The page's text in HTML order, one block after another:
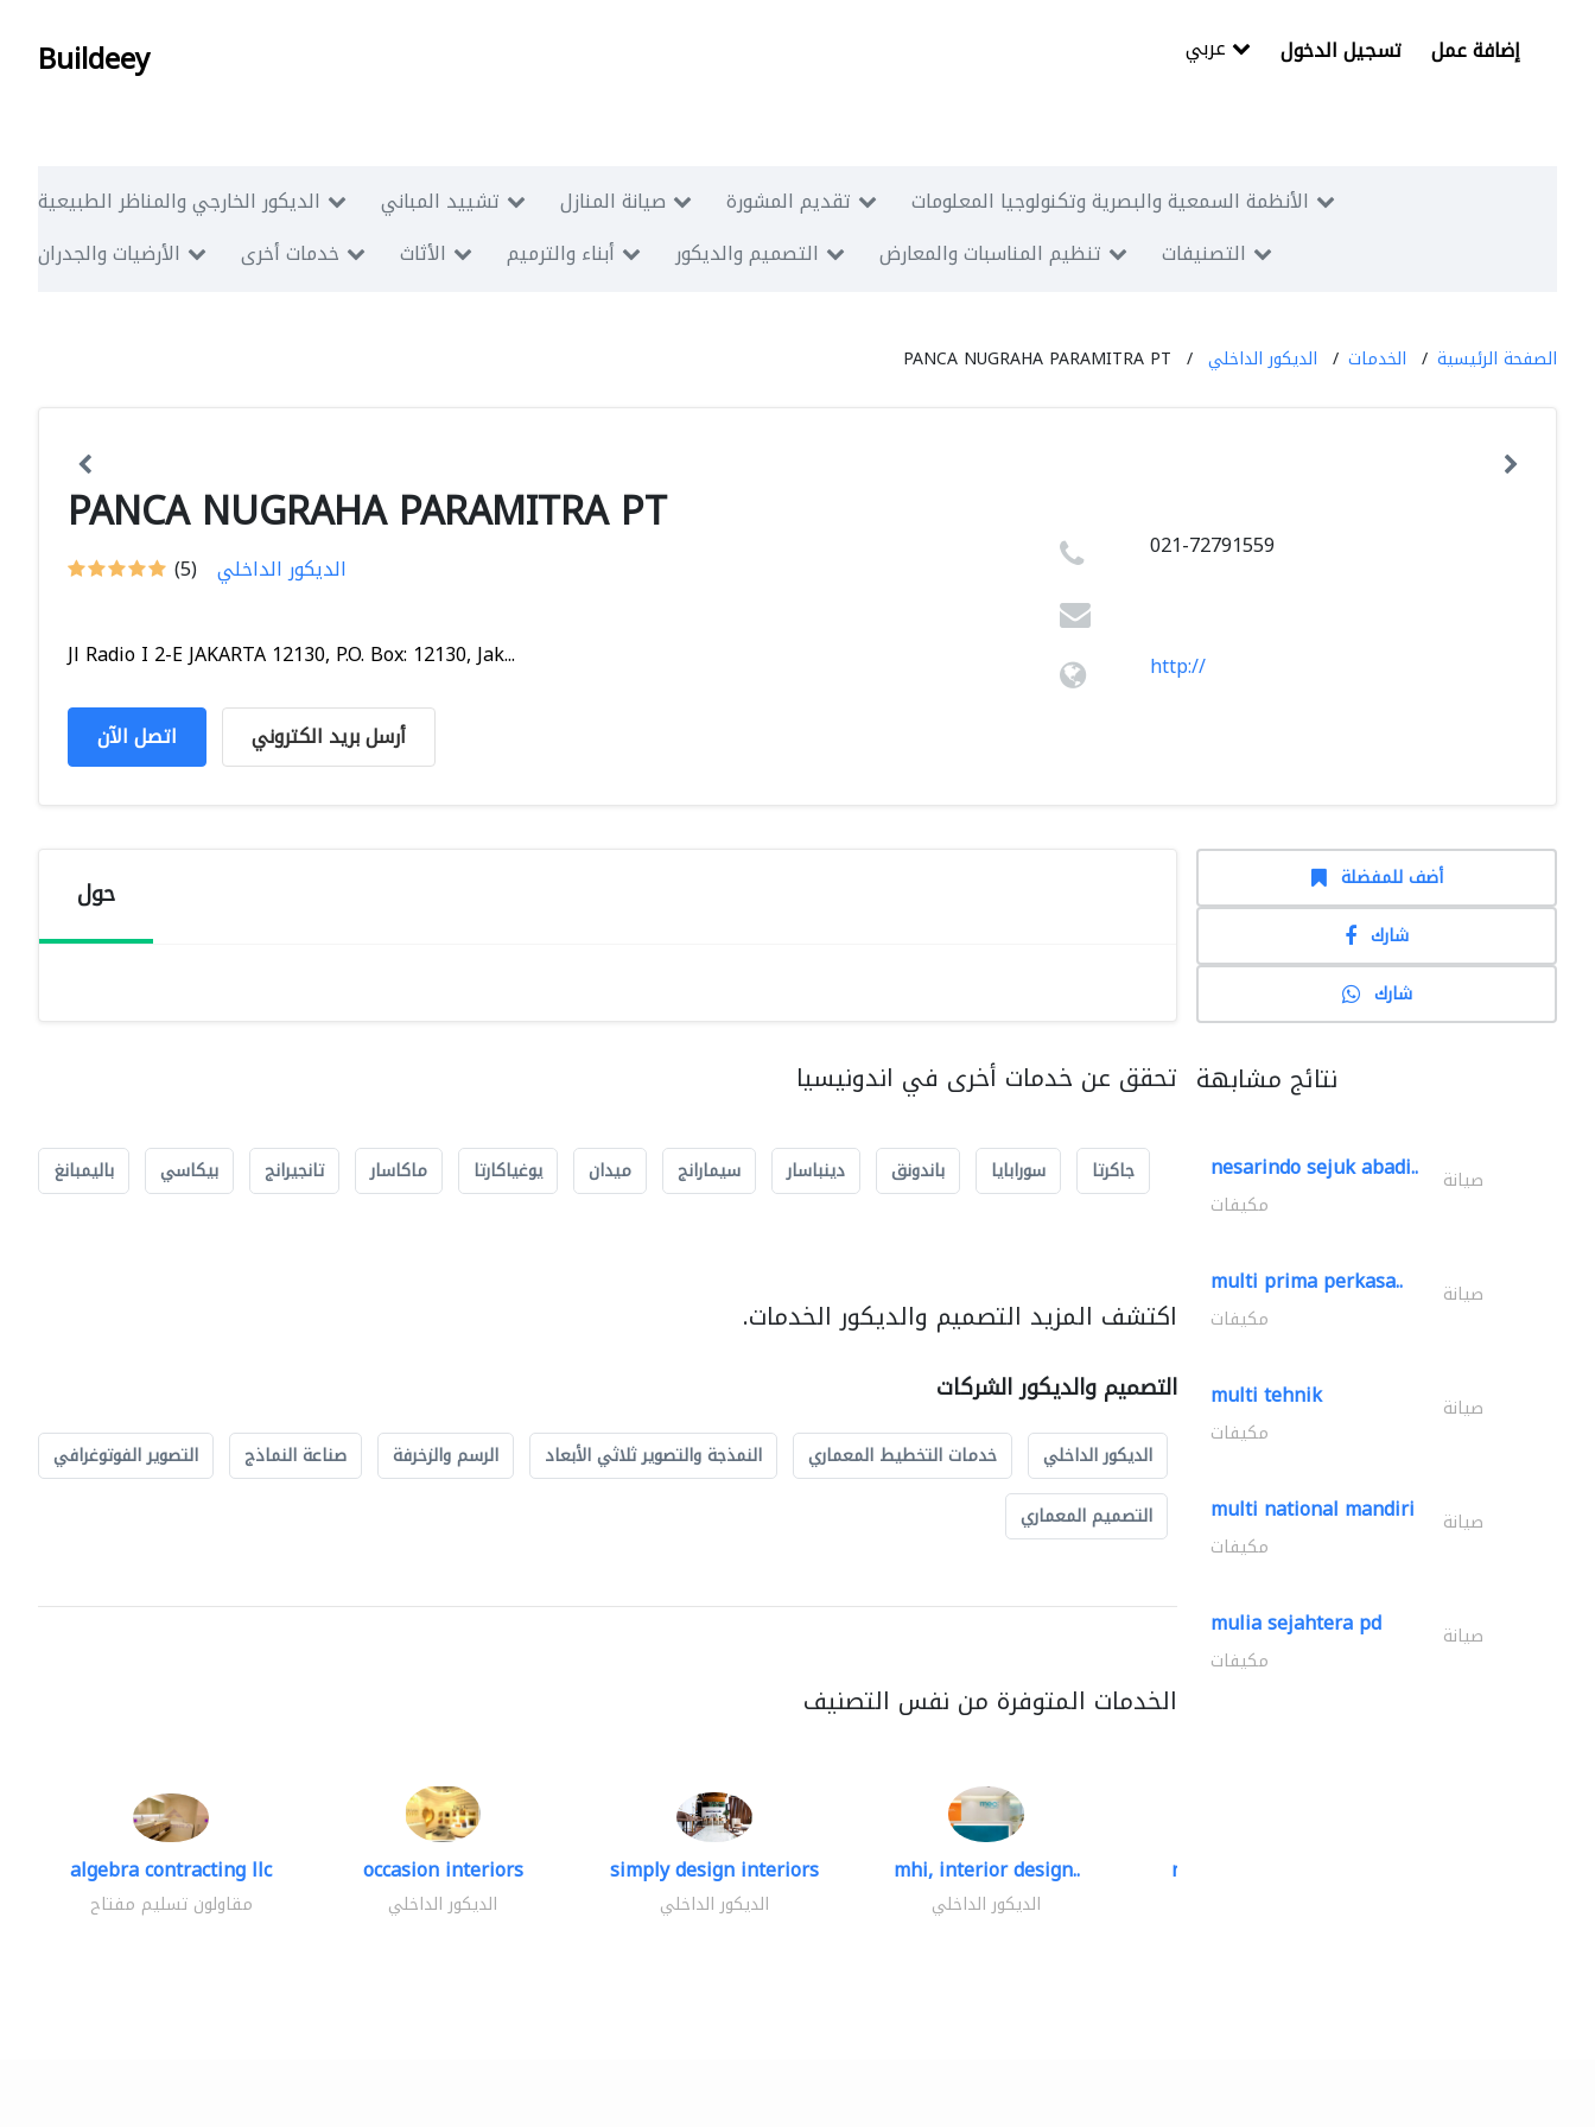
Buildeey تسجيل الدخول إضافة عمل
الديكور الخارجي والمناظر الطبيعية تشييد المباني صيانة المنازل تقديم المشورة
الأنظمة السمعية والبصرية وتكنولوجيا المعلومات
الأرضيات والجدران
خدمات أخرى الأثاث أبناء والترميم التصميم والديكور تنظيم المناسبات والمعارض التصنيفات
الصفحة الرئيسية الخدمات الديكور الداخلي PANCA NUGRAHA PARAMITRA PT
PANCA NUGRAHA PARAMITRA PT
(5) الديكور الداخلي
Jl Radio I 2-E JAKARTA 12130, P.O. Box: 12130, Jak...
اتصل الآن أرسل بريد الكتروني
021-72791559
http://
حول
تحقق عن خدمات أخرى في اندونيسيا
جاكرتا سورابايا باندونق دينباسار سيمارانج ميدان يوغياكارتا ماكاسار تانجيرانج بيكاسي باليمبانغ
اكتشف المزيد التصميم والديكور الخدمات.
التصميم والديكور الشركات
الديكور الداخلي خدمات التخطيط المعماري النمذجة والتصوير ثلاثي الأبعاد الرسم والزخرفة صناعة النماذج
التصوير الفوتوغرافي
التصميم المعماري
الخدمات المتوفرة من نفس التصنيف
algebra contracting llc
مقاولون تسليم مفتاح
occasion interiors
الديكور الداخلي
simply design interiors
الديكور الداخلي
mhi, interior design..
الديكور الداخلي
neo space interiors
أضف للمفضلة
شارك
شارك
نتائج مشابهة
nesarindo sejuk abadi.. صيانة
مكيفات
multi prima perkasa.. صيانة
مكيفات
multi tehnik صيانة
مكيفات
multi national mandiri صيانة
مكيفات
mulia sejahtera pd صيانة
مكيفات